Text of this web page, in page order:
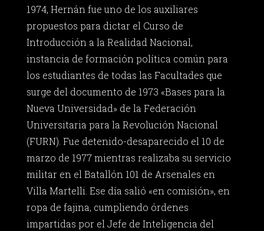
1974, Hernán fue uno de los auxiliares
propuestos para dictar el Curso de
Introducción a la Realidad Nacional,
instancia de formación política común para
los estudiantes de todas las Facultades que
surge del documento de 1973 «Bases para la
Nueva Universidad» de la Federación
Universitaria para la Revolución Nacional
(FURN). Fue detenido-desaparecido el 10 de
marzo de 1977 mientras realizaba su servicio
militar en el Batallón 101 de Arsenales en
Villa Martelli. Ese día salió «en comisión», en
ropa de fajina, cumpliendo órdenes
impartidas por el Jefe de Inteligencia del